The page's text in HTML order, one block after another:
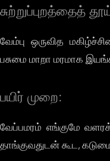
சுற்றுப்புறத்தைத்
வேம்பு ஒருவித
பசுமை மாறா மரமாக
பயிர் முறை:
வேப்பமரம் எங்குமே
தாங்குவதுடன் கூட,